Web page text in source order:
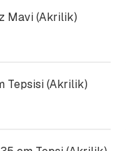
Mavi (Akrilik)
Tepsisi (Akrilik)